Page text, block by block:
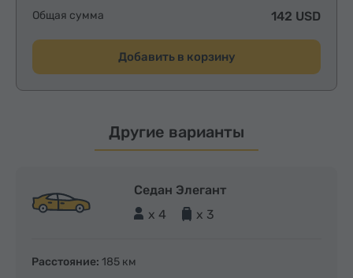
Общая сумма 142 USD
Добавить в корзину
Другие варианты
Седан Элегант
x 4
x 3
Расстояние: 185 км